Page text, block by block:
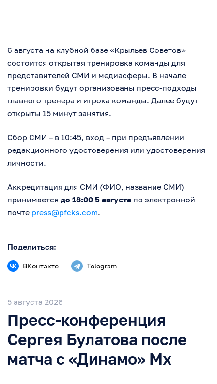
6 августа на клубной базе «Крыльев Советов»
состоится открытая тренировка команды для
представителей СМИ и медиасферы. В начале
тренировки будут организованы пресс-подходы
главного тренера и игрока команды. Далее будут
открыты 15 минут занятия.
Сбор СМИ – в 10:45, вход – при предъявлении
редакционного удостоверения или удостоверения
личности.
Аккредитация для СМИ (ФИО, название СМИ)
принимается до 18:00 5 августа по электронной
почте press@pfcks.com.
Поделиться:
ВКонтакте Telegram
5 августа 2026
Пресс-конференция
Сергея Булатова после
матча с «Динамо» Мх